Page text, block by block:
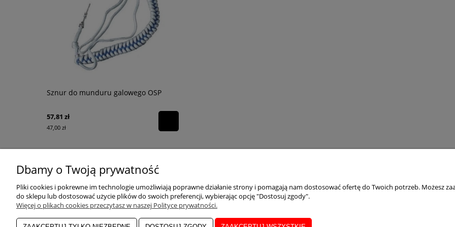
Sznur do munduru galowego OSP
57,81 zł
47,00 zł
POMOC
Regulaminy
ZAKUPY
Zasady zwrotów i reklamacji
MOJE KONTO
Twoje zamówienia
INFORMACJE
Dbamy o Twoją prywatność
Pliki cookies i pokrewne im technologie umożliwiają poprawne działanie strony i pomagają nam dostosować ofertę do Twoich potrzeb. Możesz
do sklepu lub dostosować użycie plików do swoich preferencji, wybierając opcję "Dostosuj zgody".
Więcej o plikach cookies przeczytasz w naszej Polityce prywatności.